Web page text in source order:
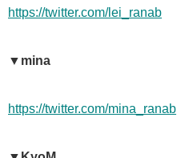
https://twitter.com/lei_ranab
▼mina
https://twitter.com/mina_ranab